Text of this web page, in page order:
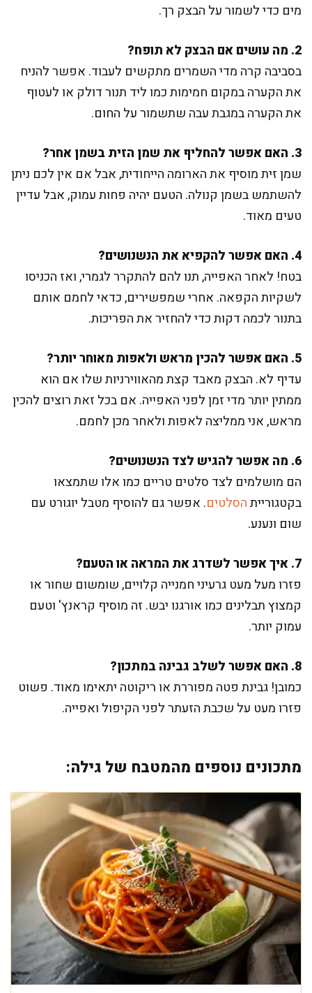
מים כדי לשמור על הבצק רך.
2. מה עושים אם הבצק לא תופח?
בסביבה קרה מדי השמרים מתקשים לעבוד. אפשר להניח
את הקערה במקום חמימות כמו ליד תנור דולק או לעטוף
את הקערה במגבת עבה שתשמור על החום.
3. האם אפשר להחליף את שמן הזית בשמן אחר?
שמן זית מוסיף את הארומה הייחודית, אבל אם אין לכם ניתן
להשתמש בשמן קנולה. הטעם יהיה פחות עמוק, אבל עדיין
טעים מאוד.
4. האם אפשר להקפיא את הנשנושים?
בטח! לאחר האפייה, תנו להם להתקרר לגמרי, ואז הכניסו
לשקיות הקפאה. אחרי שמפשירים, כדאי לחמם אותם
בתנור לכמה דקות כדי להחזיר את הפריכות.
5. האם אפשר להכין מראש ולאפות מאוחר יותר?
עדיף לא. הבצק מאבד קצת מהאווירניות שלו אם הוא
ממתין יותר מדי זמן לפני האפייה. אם בכל זאת רוצים להכין
מראש, אני ממליצה לאפות ולאחר מכן לחמם.
6. מה אפשר להגיש לצד הנשנושים?
הם מושלמים לצד סלטים טריים כמו אלו שתמצאו
בקטגורייתהסלטים. אפשר גם להוסיף מטבל יוגורט עם
שום ונענע.
7. איך אפשר לשדרג את המראה או הטעם?
פזרו מעל מעט גרעיני חמנייה קלויים, שומשום שחור או
קמצוץ תבלינים כמו אורגנו יבש. זה מוסיף קראנץ' וטעם
עמוק יותר.
8. האם אפשר לשלב גבינה במתכון?
כמובן! גבינת פטה מפוררת או ריקוטה יתאימו מאוד. פשוט
פזרו מעט על שכבת הזעתר לפני הקיפול ואפייה.
מתכונים נוספים מהמטבח של גילה: